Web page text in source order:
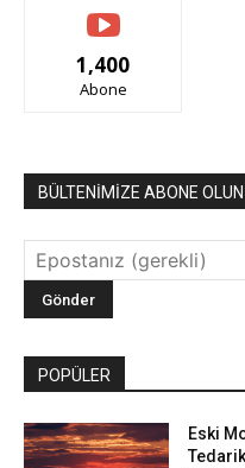
1,400
Abone
BÜLTENİMİZE ABONE OLUN
POPÜLER
Eski